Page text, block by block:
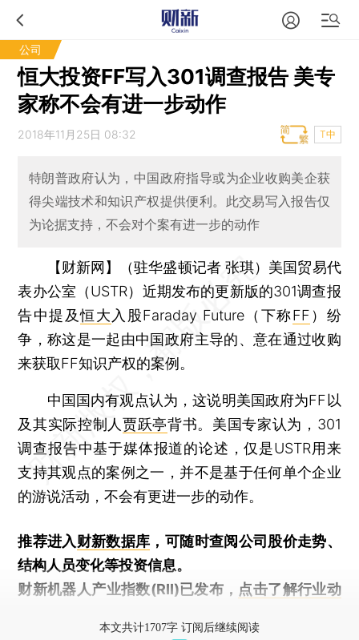
公司
恒大投资FF写入301调查报告 美专
家称不会有进一步动作
2018年11月25日 08:32 T中
特朗普政府认为，中国政府指导或为企业收购美企获
得尖端技术和知识产权提供便利。此交易写入报告仅
为论据支持，不会对个案有进一步的动作
【财新网】（驻华盛顿记者 张琪） 美国贸易代
表办公室（USTR）近期发布的更新版的301调查报
告中提及恒大 入股Faraday Future（下称FF ）纷
争，称这是一起由中国政府主导的、意在通过收购
来获取FF知识产权的案例。
中国国内有观点认为，这说明美国政府为FF以
及其实际控制人贾跃亭背书。美国专家认为，301
调查报告中基于媒体报道的论述，仅是USTR用来
支持其观点的案例之一，并不是基于任何单个企业
的游说活动，不会有更进一步的动作。
推荐进入财新数据库 ，可随时查阅公司股价走势、
结构人员变化等投资信息。
财新机器人产业指数(RII)已发布， 点击了解行业动
本文共计1707字 订阅后继续阅读